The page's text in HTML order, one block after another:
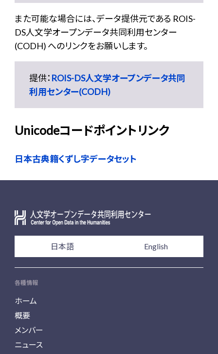
また可能な場合には、データ提供元である ROIS-
DS人文学オープンデータ共同利用センター
(CODH) へのリンクをお願いします。
提供： ROIS-DS人文学オープンデータ共同
利用センター(CODH)
Unicodeコードポイントリンク
日本古典籍くずし字データセット
日本語 English
各種情報
ホーム
概要
メンバー
ニュース